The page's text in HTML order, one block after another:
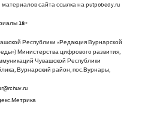
сайта ссылка на putpobedy.ru
18+
Республики «Редакция Вурнарской
Министерства цифрового развития,
Чувашской Республики
Вурнарский район, пос.Вурнары,